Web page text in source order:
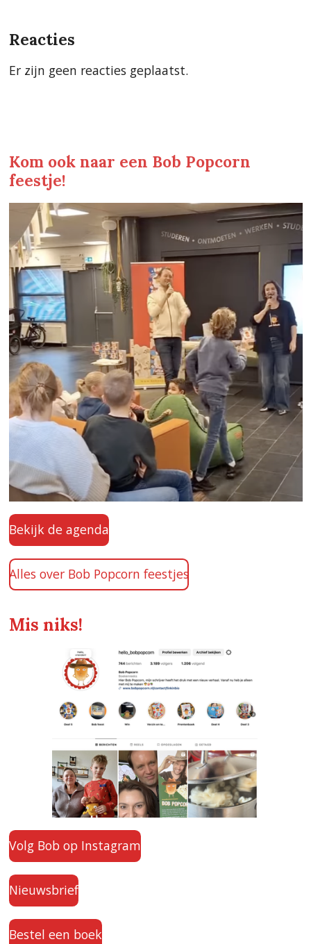
Reacties
Er zijn geen reacties geplaatst.
Kom ook naar een Bob Popcorn
feestje!
Bekijk de agenda
Alles over Bob Popcorn feestjes
Mis niks!
Volg Bob op Instagram
Nieuwsbrief
Bestel een boek